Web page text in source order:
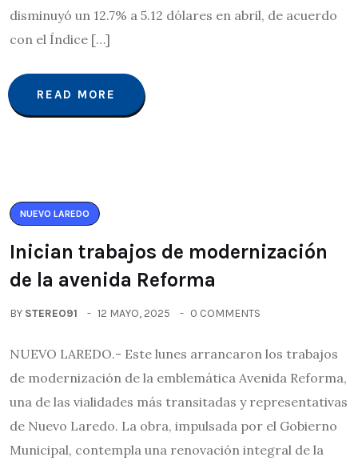
disminuyó un 12.7% a 5.12 dólares en abril, de acuerdo
con el Índice […]
READ MORE
NUEVO LAREDO
Inician trabajos de modernización
de la avenida Reforma
BY STEREO91 12 MAYO, 2025 0 COMMENTS
NUEVO LAREDO.- Este lunes arrancaron los trabajos
de modernización de la emblemática Avenida Reforma,
una de las vialidades más transitadas y representativas
de Nuevo Laredo. La obra, impulsada por el Gobierno
Municipal, contempla una renovación integral de la